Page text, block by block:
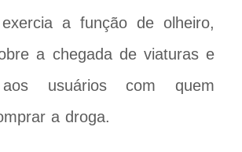
a função de olheiro,
a chegada de viaturas e
aos usuários com quem
a droga.